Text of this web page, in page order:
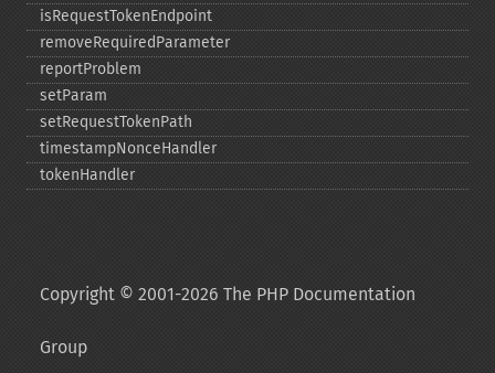
isRequestTokenEndpoint
removeRequiredParameter
reportProblem
setParam
setRequestTokenPath
timestampNonceHandler
tokenHandler
Copyright © 2001-2026 The PHP Documentation
Group